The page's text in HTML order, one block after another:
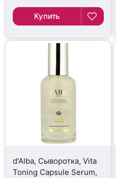
Купить
d'Alba, Сыворотка, Vita
Toning Capsule Serum,